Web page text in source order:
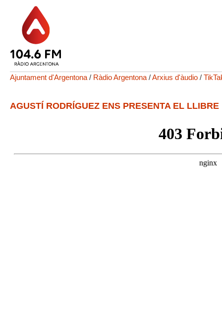
Ajuntament d'Argentona / Ràdio Argentona /Arxius d'àudio /
AGUSTÍ RODRÍGUEZ ENS PRESENTA EL